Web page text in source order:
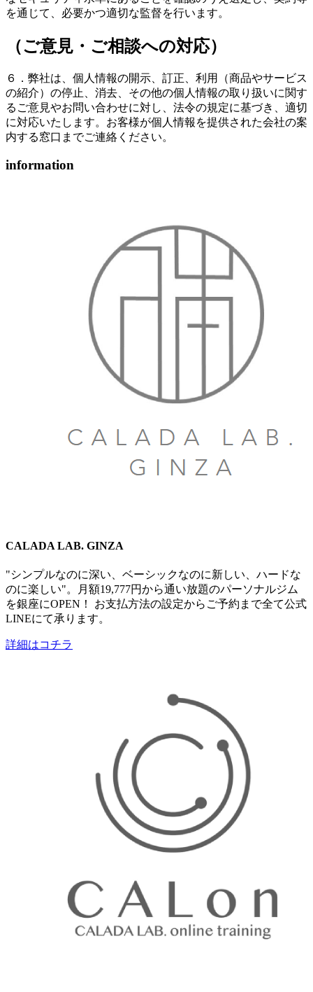
を通じて、必要かつ適切な監督を行います。
（ご意見・ご相談への対応）
６．弊社は、個人情報の開示、訂正、利用（商品やサービス
の紹介）の停止、消去、その他の個人情報の取り扱いに関す
るご意見やお問い合わせに対し、法令の規定に基づき、適切
に対応いたします。お客様が個人情報を提供された会社の案
内する窓口までご連絡ください。
information
CALADA LAB. GINZA
"シンプルなのに深い、ベーシックなのに新しい、​ハードな
のに楽しい"。月額19,777円から通い放題のパーソナルジム
を銀座にOPEN！ お支払方法の設定からご予約まで全て​公式
LINEにて承ります。
詳細はコチラ